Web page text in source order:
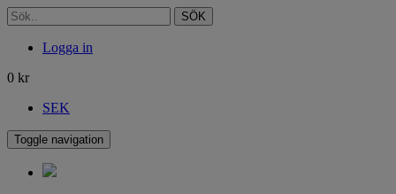
SÖK
Logga in
0 kr
SEK
Toggle navigation